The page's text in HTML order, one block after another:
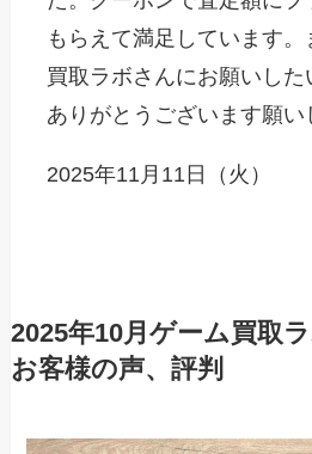
もらえて満足しています。
買取ラボさんにお願いした
ありがとうございます願い
2025年11月11日（火）
2025年10月ゲーム買取
お客様の声、評判